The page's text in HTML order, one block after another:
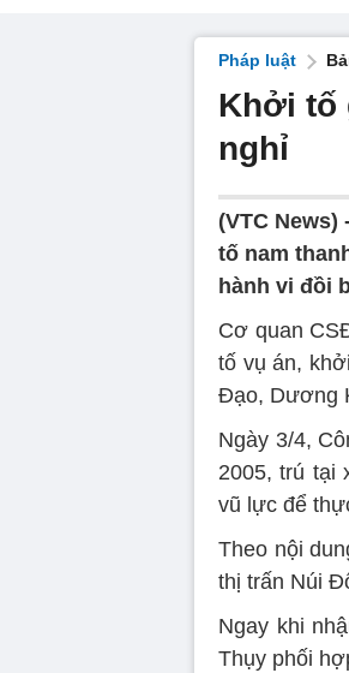
Pháp luật
Khởi tố
nghỉ
(VTC News)
tố nam
hành vi đồi
Cơ quan
tố vụ án,
Đạo, Dương
Ngày 3/4,
2005, trú tại
vũ lực để
Theo nội
thị trấn Núi
Ngay khi
Thụy phối